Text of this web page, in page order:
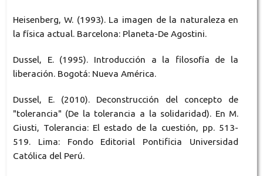
Heisenberg, W. (1993). La imagen de la naturaleza en
la física actual. Barcelona: Planeta-De Agostini.
Dussel, E. (1995). Introducción a la filosofía de la
liberación. Bogotá: Nueva América.
Dussel, E. (2010). Deconstrucción del concepto de
"tolerancia" (De la tolerancia a la solidaridad). En M.
Giusti, Tolerancia: El estado de la cuestión, pp. 513-
519. Lima: Fondo Editorial Pontificia Universidad
Católica del Perú.